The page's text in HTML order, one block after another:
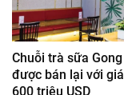
Chuỗi trà sữa Gong
được bán lại với
600 triệu USD